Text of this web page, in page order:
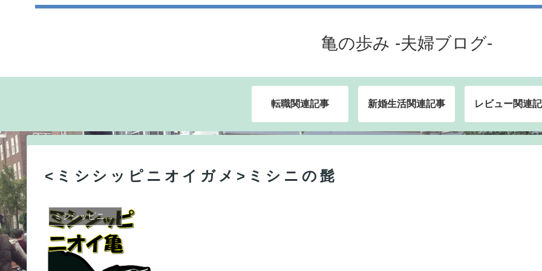
亀の歩み -夫婦ブログ-
転職関連記事 新婚生活関連記事 レビュー関連
<ミシシッピニオイガメ>ミシニの髭
ミシシッピニオイガメ